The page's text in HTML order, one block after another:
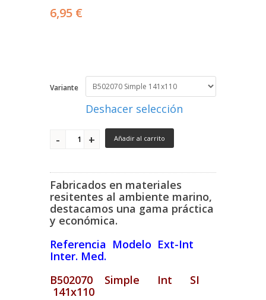
6,95 €
Variante
Deshacer selección
Añadir al carrito
Fabricados en materiales
resitentes al ambiente marino,
destacamos una gama práctica
y económica.
Referencia Modelo Ext-Int
Inter. Med.
B502070 Simple Int SI
141x110